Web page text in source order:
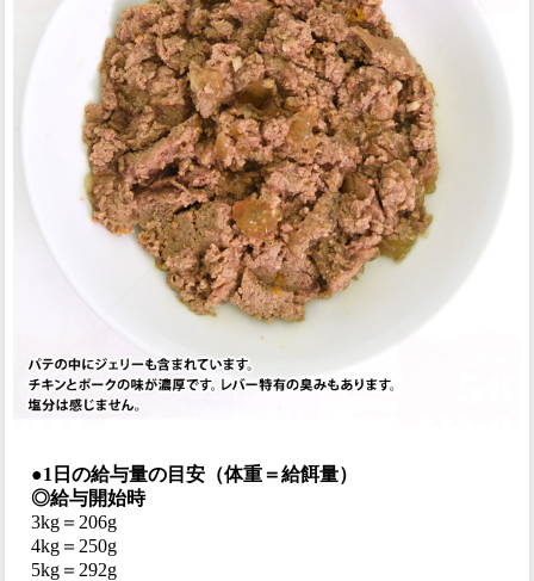
●1日の給与量の目安（体重＝給餌量）
◎給与開始時
3kg＝206g
4kg＝250g
5kg＝292g